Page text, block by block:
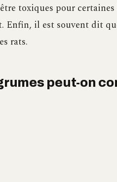
toxiques pour
Enfin, il est souvent dit
rats.
peut-on